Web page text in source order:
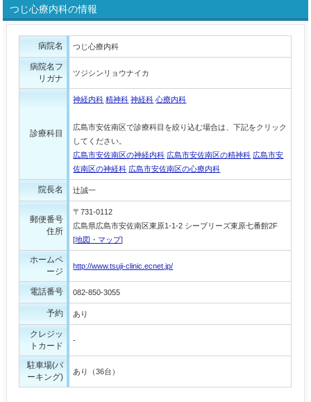
つじ心療内科の情報
病院名 つじ心療内科
病院名フ
リガナ
ツジシンリョウナイカ
診療科目
神経内科 精神科 神経科 心療内科
広島市安佐南区で診療科目を絞り込む場合は、下記をクリック
してください。
広島市安佐南区の神経内科 広島市安佐南区の精神科 広島市安
佐南区の神経科 広島市安佐南区の心療内科
院長名 辻誠一
郵便番号
住所
〒731-0112
広島県広島市安佐南区東原1-1-2 シーブリーズ東原七番館2F
[地図・マップ]
ホームペ
ージ
http://www.tsuji-clinic.ecnet.jp/
電話番号 082-850-3055
予約 あり
クレジッ
トカード
-
駐車場(パ
ーキング)
あり（36台）